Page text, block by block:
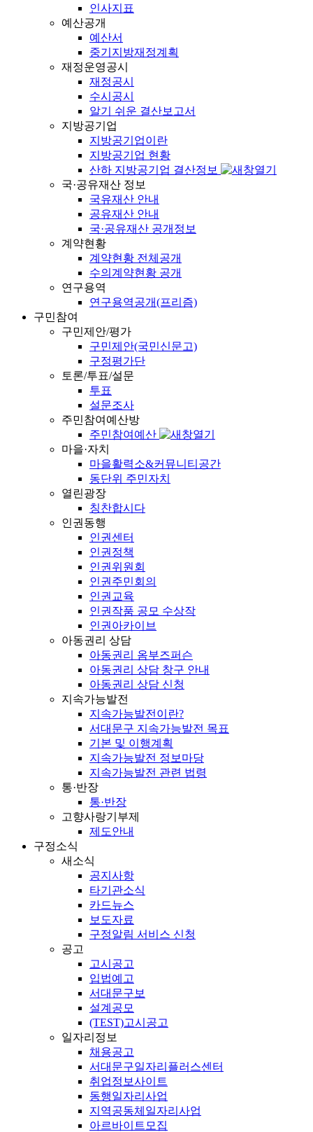
인사지표
예산공개
예산서
중기지방재정계획
재정운영공시
재정공시
수시공시
알기 쉬운 결산보고서
지방공기업
지방공기업이란
지방공기업 현황
산하 지방공기업 결산정보
국·공유재산 정보
국유재산 안내
공유재산 안내
국·공유재산 공개정보
계약현황
계약현황 전체공개
수의계약현황 공개
연구용역
연구용역공개(프리즘)
구민참여
구민제안/평가
구민제안(국민신문고)
구정평가단
토론/투표/설문
투표
설문조사
주민참여예산방
주민참여예산
마을·자치
마을활력소&커뮤니티공간
동단위 주민자치
열린광장
칭찬합시다
인권동행
인권센터
인권정책
인권위원회
인권주민회의
인권교육
인권작품 공모 수상작
인권아카이브
아동권리 상담
아동권리 옴부즈퍼슨
아동권리 상담 창구 안내
아동권리 상담 신청
지속가능발전
지속가능발전이란?
서대문구 지속가능발전 목표
기본 및 이행계획
지속가능발전 정보마당
지속가능발전 관련 법령
통·반장
통·반장
고향사랑기부제
제도안내
구정소식
새소식
공지사항
타기관소식
카드뉴스
보도자료
구정알림 서비스 신청
공고
고시공고
입법예고
서대문구보
설계공모
(TEST)고시공고
일자리정보
채용공고
서대문구일자리플러스센터
취업정보사이트
동행일자리사업
지역공동체일자리사업
아르바이트모집